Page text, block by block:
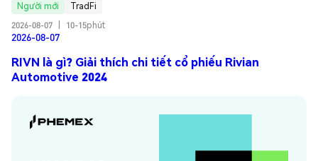
Người mới
TradFi
2026-08-07
10-15phút
2026-08-07
RIVN là gì? Giải thích chi tiết cổ phiếu Rivian
Automotive 2024